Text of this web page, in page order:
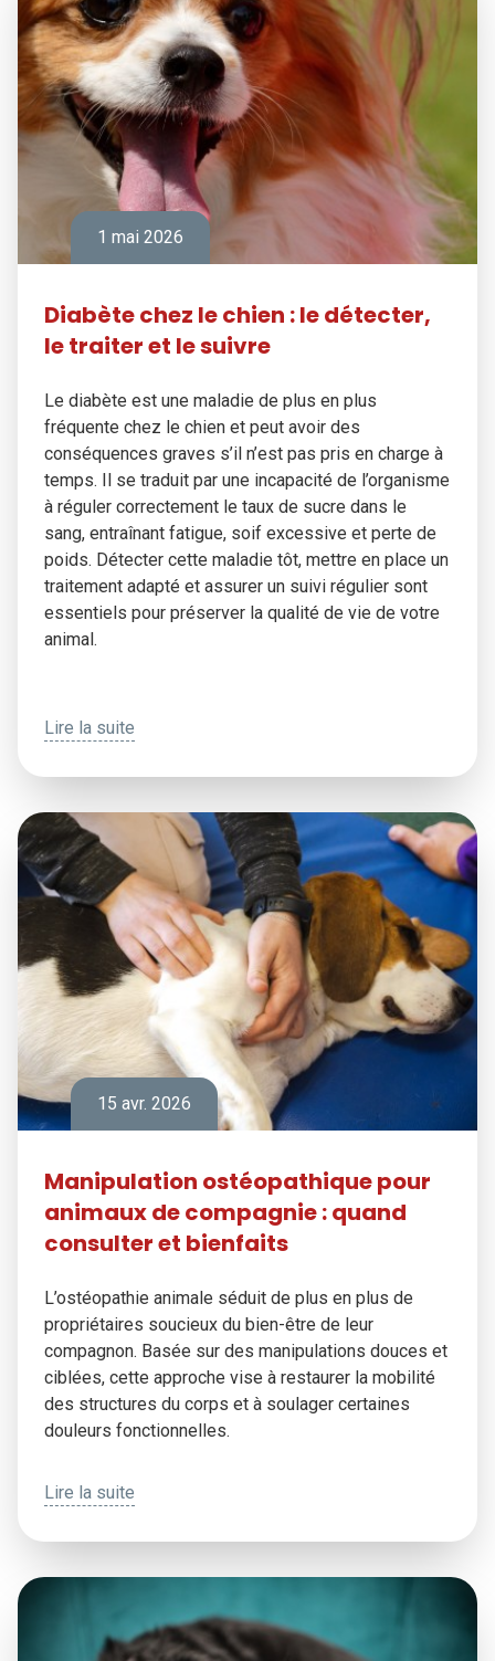
1 mai 2026
Diabète chez le chien : le détecter,
le traiter et le suivre
Le diabète est une maladie de plus en plus
fréquente chez le chien et peut avoir des
conséquences graves s’il n’est pas pris en charge à
temps. Il se traduit par une incapacité de l’organisme
à réguler correctement le taux de sucre dans le
sang, entraînant fatigue, soif excessive et perte de
poids. Détecter cette maladie tôt, mettre en place un
traitement adapté et assurer un suivi régulier sont
essentiels pour préserver la qualité de vie de votre
animal.
Lire la suite
15 avr. 2026
Manipulation ostéopathique pour
animaux de compagnie : quand
consulter et bienfaits
L’ostéopathie animale séduit de plus en plus de
propriétaires soucieux du bien-être de leur
compagnon. Basée sur des manipulations douces et
ciblées, cette approche vise à restaurer la mobilité
des structures du corps et à soulager certaines
douleurs fonctionnelles.
Lire la suite